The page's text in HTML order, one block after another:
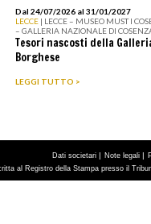
Dal 24/07/2026 al 31/01/2027
LECCE | LECCE – MUSEO MUST I
– GALLERIA NAZIONALE DI
Tesori nascosti della
Borghese
LEGGI TUTTO >
Dati societari | Note legali |
al Registro della Stampa presso il